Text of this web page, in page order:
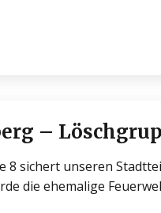
–
8 sichert unseren
die ehemalige